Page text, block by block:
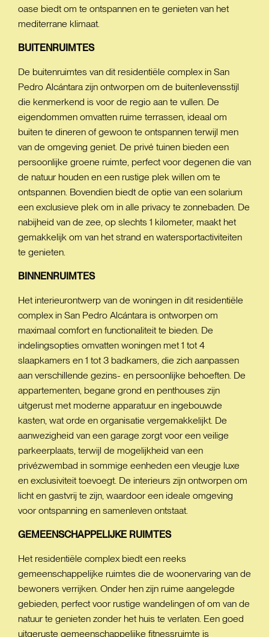
oase biedt om te ontspannen en te genieten van het
mediterrane klimaat.
BUITENRUIMTES
De buitenruimtes van dit residentiële complex in San
Pedro Alcántara zijn ontworpen om de buitenlevensstijl
die kenmerkend is voor de regio aan te vullen. De
eigendommen omvatten ruime terrassen, ideaal om
buiten te dineren of gewoon te ontspannen terwijl men
van de omgeving geniet. De privé tuinen bieden een
persoonlijke groene ruimte, perfect voor degenen die van
de natuur houden en een rustige plek willen om te
ontspannen. Bovendien biedt de optie van een solarium
een exclusieve plek om in alle privacy te zonnebaden. De
nabijheid van de zee, op slechts 1 kilometer, maakt het
gemakkelijk om van het strand en watersportactiviteiten
te genieten.
BINNENRUIMTES
Het interieurontwerp van de woningen in dit residentiële
complex in San Pedro Alcántara is ontworpen om
maximaal comfort en functionaliteit te bieden. De
indelingsopties omvatten woningen met 1 tot 4
slaapkamers en 1 tot 3 badkamers, die zich aanpassen
aan verschillende gezins- en persoonlijke behoeften. De
appartementen, begane grond en penthouses zijn
uitgerust met moderne apparatuur en ingebouwde
kasten, wat orde en organisatie vergemakkelijkt. De
aanwezigheid van een garage zorgt voor een veilige
parkeerplaats, terwijl de mogelijkheid van een
privézwembad in sommige eenheden een vleugje luxe
en exclusiviteit toevoegt. De interieurs zijn ontworpen om
licht en gastvrij te zijn, waardoor een ideale omgeving
voor ontspanning en samenleven ontstaat.
GEMEENSCHAPPELIJKE RUIMTES
Het residentiële complex biedt een reeks
gemeenschappelijke ruimtes die de woonervaring van de
bewoners verrijken. Onder hen zijn ruime aangelegde
gebieden, perfect voor rustige wandelingen of om van de
natuur te genieten zonder het huis te verlaten. Een goed
uitgeruste gemeenschappelijke fitnessruimte is